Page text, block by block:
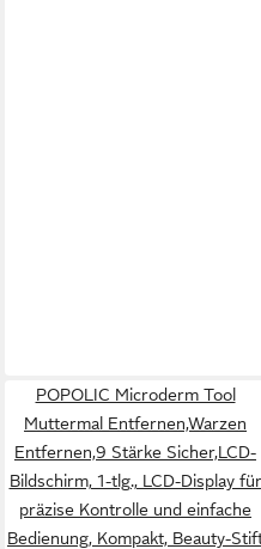
POPOLIC Microderm Tool
Muttermal Entfernen,Warzen
Entfernen,9 Stärke Sicher,LCD-
Bildschirm, 1-tlg., LCD-Display für
präzise Kontrolle und einfache
Bedienung, Kompakt, Beauty-